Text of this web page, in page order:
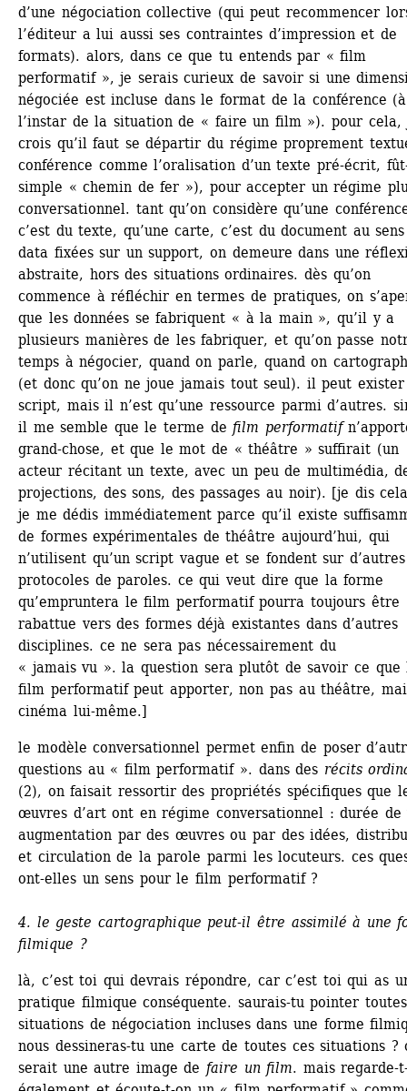
d’une négociation collective (qui peut recommencer
l’éditeur a lui aussi ses contraintes d’impression et de
formats). alors, dans ce que tu entends par « film
performatif », je serais curieux de savoir si une
négociée est incluse dans le format de la conférence (à
l’instar de la situation de « faire un film »). pour cela,
crois qu’il faut se départir du régime proprement
conférence comme l’oralisation d’un texte pré-écrit,
simple « chemin de fer »), pour accepter un régime
conversationnel. tant qu’on considère qu’une
c’est du texte, qu’une carte, c’est du document au
data fixées sur un support, on demeure dans une
abstraite, hors des situations ordinaires. dès qu’on
commence à réfléchir en termes de pratiques, on
que les données se fabriquent « à la main », qu’il y a
plusieurs manières de les fabriquer, et qu’on passe
temps à négocier, quand on parle, quand on
(et donc qu’on ne joue jamais tout seul). il peut
script, mais il n’est qu’une ressource parmi d’autres.
il me semble que le terme de film performatif
grand-chose, et que le mot de « théâtre » suffirait (un
acteur récitant un texte, avec un peu de multimédia,
projections, des sons, des passages au noir). [je dis
je me dédis immédiatement parce qu’il existe
de formes expérimentales de théâtre aujourd’hui, qui
n’utilisent qu’un script vague et se fondent sur d’autres
protocoles de paroles. ce qui veut dire que la forme
qu’empruntera le film performatif pourra toujours être
rabattue vers des formes déjà existantes dans d’autres
disciplines. ce ne sera pas nécessairement du
« jamais vu ». la question sera plutôt de savoir ce que
film performatif peut apporter, non pas au théâtre,
cinéma lui-même.]
le modèle conversationnel permet enfin de poser
questions au « film performatif ». dans des récits
(2), on faisait ressortir des propriétés spécifiques que
œuvres d’art ont en régime conversationnel : durée de
augmentation par des œuvres ou par des idées,
et circulation de la parole parmi les locuteurs. ces
ont-elles un sens pour le film performatif ?
4. le geste cartographique peut-il être assimilé à une
filmique ?
là, c’est toi qui devrais répondre, car c’est toi qui as
pratique filmique conséquente. saurais-tu pointer
situations de négociation incluses dans une forme
nous dessineras-tu une carte de toutes ces situations ?
serait une autre image de faire un film. mais regarde-